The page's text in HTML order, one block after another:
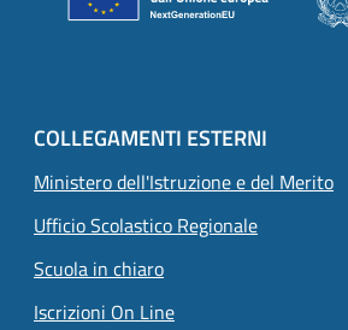
COLLEGAMENTI ESTERNI
Ministero dell'Istruzione e del Merito
Ufficio Scolastico Regionale
Scuola in chiaro
Iscrizioni On Line